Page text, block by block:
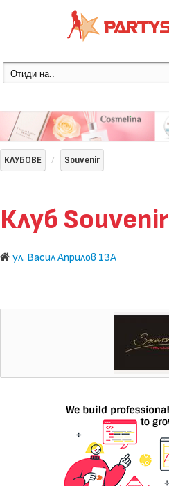
КЛУБОВЕ Souvenir
Клуб Souvenir
ул. Васил Априлов 13А